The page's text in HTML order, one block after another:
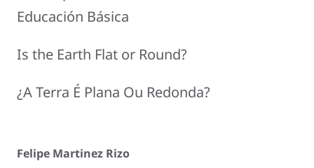
Educación Básica
Is the Earth Flat or Round?
¿A Terra É Plana Ou Redonda?
Felipe Martinez Rizo